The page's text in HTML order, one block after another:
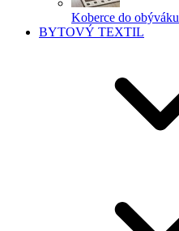
Koberce do obýváku
BYTOVÝ TEXTIL